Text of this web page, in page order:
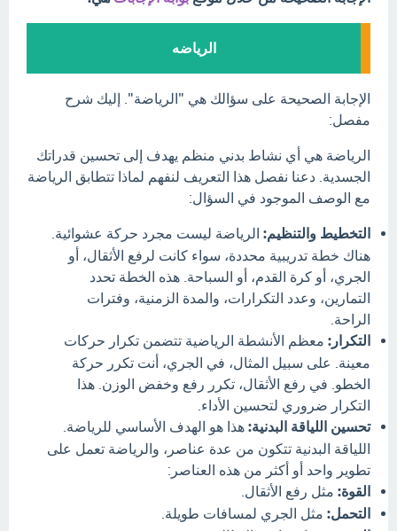
الرياضه
الإجابة الصحيحة على سؤالك هي "الرياضة". إليك شرح
مفصل:
الرياضة هي أي نشاط بدني منظم يهدف إلى تحسين قدراتك
الجسدية. دعنا نفصل هذا التعريف لنفهم لماذا تتطابق الرياضة
مع الوصف الموجود في السؤال:
التخطيط والتنظيم: الرياضة ليست مجرد حركة عشوائية.
هناك خطة تدريبية محددة، سواء كانت لرفع الأثقال، أو
الجري، أو كرة القدم، أو السباحة. هذه الخطة تحدد
التمارين، وعدد التكرارات، والمدة الزمنية، وفترات
الراحة.
التكرار: معظم الأنشطة الرياضية تتضمن تكرار حركات
معينة. على سبيل المثال، في الجري، أنت تكرر حركة
الخطو. في رفع الأثقال، تكرر رفع وخفض الوزن. هذا
التكرار ضروري لتحسين الأداء.
تحسين اللياقة البدنية: هذا هو الهدف الأساسي للرياضة.
اللياقة البدنية تتكون من عدة عناصر، والرياضة تعمل على
تطوير واحد أو أكثر من هذه العناصر:
القوة: مثل رفع الأثقال.
التحمل: مثل الجري لمسافات طويلة.